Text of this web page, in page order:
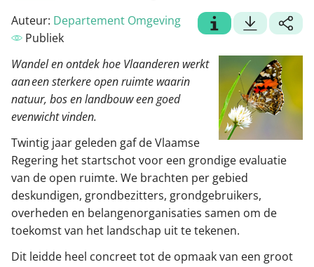
Auteur: Departement Omgeving
Publiek
Wandel en ontdek hoe Vlaanderen werkt
aan een sterkere open ruimte waarin
natuur, bos en landbouw een goed
evenwicht vinden.
Twintig jaar geleden gaf de Vlaamse
Regering het startschot voor een grondige evaluatie
van de open ruimte. We brachten per gebied
deskundigen, grondbezitters, grondgebruikers,
overheden en belangenorganisaties samen om de
toekomst van het landschap uit te tekenen.
Dit leidde heel concreet tot de opmaak van een groot